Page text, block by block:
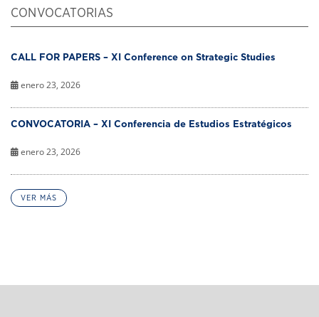
CONVOCATORIAS
CALL FOR PAPERS – XI Conference on Strategic Studies
enero 23, 2026
CONVOCATORIA – XI Conferencia de Estudios Estratégicos
enero 23, 2026
VER MÁS